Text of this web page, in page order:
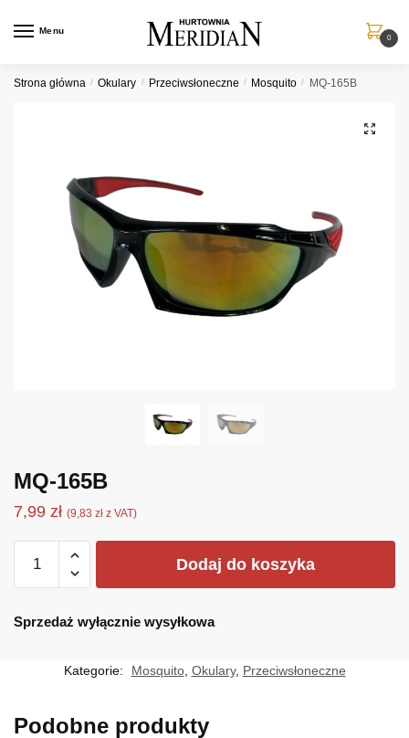
Menu
0
Strona główna / Okulary / Przeciwsłoneczne / Mosquito / MQ-165B
MQ-165B
7,99 zł (9,83 zł z VAT)
MQ-
Dodaj do koszyka
Sprzedaż wyłącznie wysyłkowa
Kategorie: Mosquito, Okulary, Przeciwsłoneczne
Podobne produkty